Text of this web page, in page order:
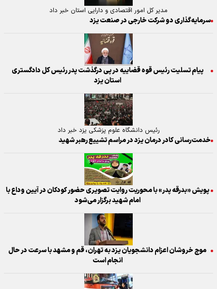
مدیر کل امور اقتصادی و دارایی استان خبر داد
سرمایه‌گذاری دو شرکت خارجی در صنعت یزد
پیام تسلیت رئیس قوه قضاییه در پی درگذشت پدر رئیس کل دادگستری
استان یزد
رئیس دانشگاه علوم پزشکی یزد خبر داد
خدمت‌رسانی کادر درمان یزد در مراسم تشییع رهبر شهید
پویش «بدرقه پدر» با محوریت روایت تصویری حضور کودکان در آیین وداع با
امام شهید برگزار می‌شود
موج خروشان اعزام دانشجویان یزد به تهران، قم و مشهد با سرعت در حال
انجام است